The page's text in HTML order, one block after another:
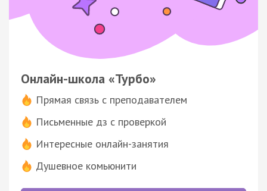
Онлайн-школа «Турбо»
Прямая связь с преподавателем
Письменные дз с проверкой
Интересные онлайн-занятия
Душевное комьюнити